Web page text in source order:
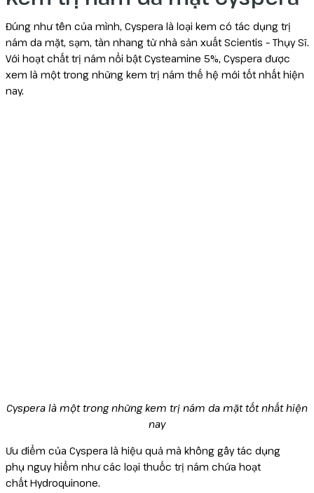
Đúng như tên của mình, Cyspera là loại kem có tác dụng trị
nám da mặt, sạm, tàn nhang từ nhà sản xuất Scientis – Thụy Sĩ.
Với hoạt chất trị nám nổi bật Cysteamine 5%, Cyspera được
xem là một trong những kem trị nám thế hệ mới tốt nhất hiện
nay.
Cyspera là một trong những kem trị nám da mặt tốt nhất hiện
nay
Ưu điểm của Cyspera là hiệu quả mà không gây tác dụng
phụ nguy hiểm như các loại thuốc trị nám chứa hoạt
chất Hydroquinone.
Reborn